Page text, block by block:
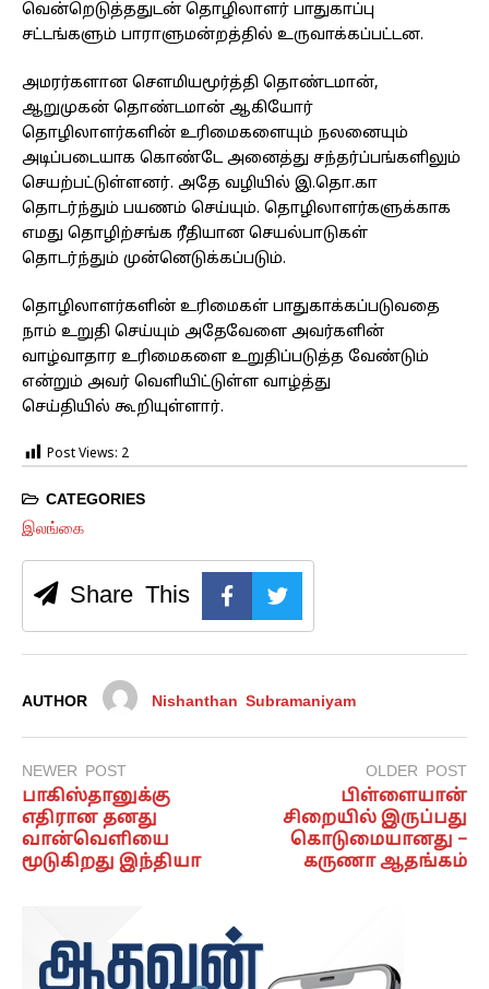
வென்றெடுத்ததுடன் தொழிலாளர் பாதுகாப்பு
சட்டங்களும் பாராளுமன்றத்தில் உருவாக்கப்பட்டன.
அமரர்களான சௌமியமூர்த்தி தொண்டமான்,
ஆறுமுகன் தொண்டமான் ஆகியோர்
தொழிலாளர்களின் உரிமைகளையும் நலனையும்
அடிப்படையாக கொண்டே அனைத்து சந்தர்ப்பங்களிலும்
செயற்பட்டுள்ளனர். அதே வழியில் இ.தொ.கா
தொடர்ந்தும் பயணம் செய்யும். தொழிலாளர்களுக்காக
எமது தொழிற்சங்க ரீதியான செயல்பாடுகள்
தொடர்ந்தும் முன்னெடுக்கப்படும்.
தொழிலாளர்களின் உரிமைகள் பாதுகாக்கப்படுவதை
நாம் உறுதி செய்யும் அதேவேளை அவர்களின்
வாழ்வாதார உரிமைகளை உறுதிப்படுத்த வேண்டும்
என்றும் அவர் வெளியிட்டுள்ள வாழ்த்து
செய்தியில் கூறியுள்ளார்.
Post Views: 2
CATEGORIES
இலங்கை
Share This
AUTHOR Nishanthan Subramaniyam
NEWER POST
பாகிஸ்தானுக்கு
எதிரான தனது
வான்வெளியை
மூடுகிறது இந்தியா
OLDER POST
பிள்ளையான்
சிறையில் இருப்பது
கொடுமையானது –
கருணா ஆதங்கம்